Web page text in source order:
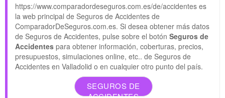
https://www.comparadordeseguros.com.es/de/accidentes es
la web principal de Seguros de Accidentes de
ComparadorDeSeguros.com.es. Si desea obtener más datos
de Seguros de Accidentes, pulse sobre el botón Seguros de
Accidentes para obtener información, coberturas, precios,
presupuestos, simulaciones online, etc.. de Seguros de
Accidentes en Valladolid o en cualquier otro punto del país.
SEGUROS DE